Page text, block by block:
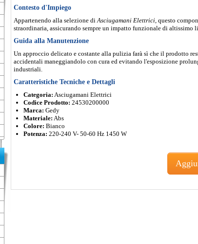
Contesto d'Impiego
Appartenendo alla selezione diAsciugamani Elettrici, questo
straordinaria, assicurando sempre un impatto funzionale di altissimo
Guida alla Manutenzione
Un approccio delicato e costante alla pulizia farà sì che il prodotto
accidentali maneggiandolo con cura ed evitando l'esposizione
industriali.
Caratteristiche Tecniche e Dettagli
Categoria: Asciugamani Elettrici
Codice Prodotto: 24530200000
Marca: Gedy
Materiale: Abs
Colore: Bianco
Potenza: 220-240 V- 50-60 Hz 1450 W